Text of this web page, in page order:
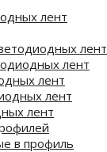
лент
лент
лент
лент
лент
лент
в профиль